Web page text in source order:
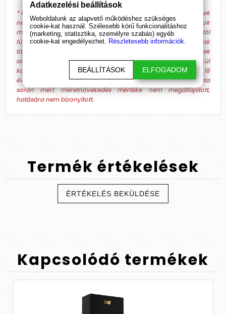
* Figyelem! Az általunk forgalmazott étrend-kiegészítő termékek
nem alkalmasak betegségek kezelésére, gyógyítására és azok
megelőzésére. A megadott termékjellemzők és hatások egyéntől
függően változhatnak, azokat vizsgálatok nem igazolják, csak
tájékoztató jellegűek, hatásuk leírása vásárlói visszajelzések
alapján történik! Az étrend-kiegészítő termékek recept nélkül
kaphatóak. Szükség esetén konzultáljon kezelő orvosával! 18
éves kor alatt ne szedje a készítményeket! A termék használata
során mért méretnövekedés mértéke nem megállapított,
hatására nem bizonyított.
Termék értékelések
ÉRTÉKELÉS BEKÜLDÉSE
Kapcsolódó termékek
Adatkezelési beállítások
Weboldalunk az alapvető működéshez szükséges
cookie-kat használ. Szélesebb körű funkcionalitáshoz
(marketing, statisztika, személyre szabás) egyéb
cookie-kat engedélyezhet. Részletesebb információk.
BEÁLLÍTÁSOK ELFOGADOM